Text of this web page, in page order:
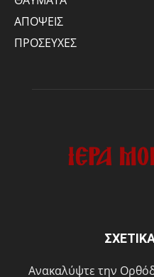
ΑΠΟΨΕΙΣ
ΠΡΟΣΕΥΧΕΣ
Ανακαλύψτε την